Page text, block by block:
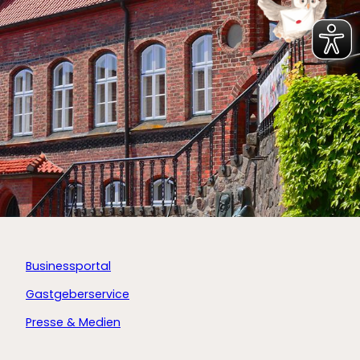
Businessportal
Gastgeberservice
Presse & Medien